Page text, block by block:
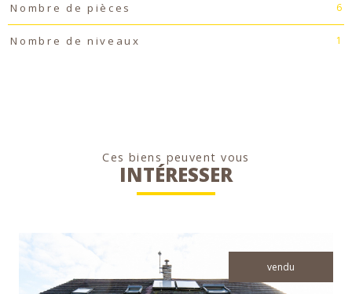
Nombre de pièces 6
Nombre de niveaux 1
Ces biens peuvent vous
INTÉRESSER
vendu